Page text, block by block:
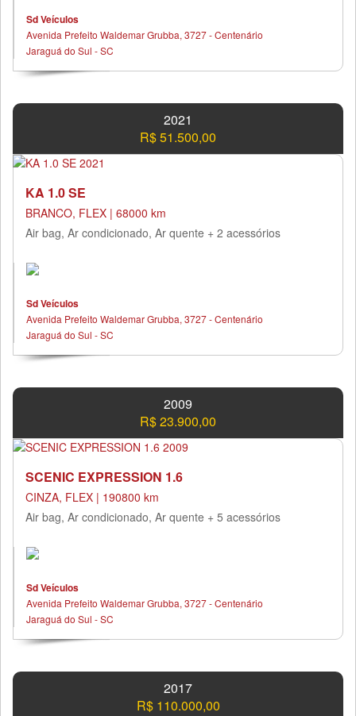
Sd Veículos
Avenida Prefeito Waldemar Grubba, 3727 - Centenário
Jaraguá do Sul - SC
2021
R$ 51.500,00
KA 1.0 SE
BRANCO, FLEX | 68000 km
Air bag, Ar condicionado, Ar quente + 2 acessórios
Sd Veículos
Avenida Prefeito Waldemar Grubba, 3727 - Centenário
Jaraguá do Sul - SC
2009
R$ 23.900,00
SCENIC EXPRESSION 1.6
CINZA, FLEX | 190800 km
Air bag, Ar condicionado, Ar quente + 5 acessórios
Sd Veículos
Avenida Prefeito Waldemar Grubba, 3727 - Centenário
Jaraguá do Sul - SC
2017
R$ 110.000,00